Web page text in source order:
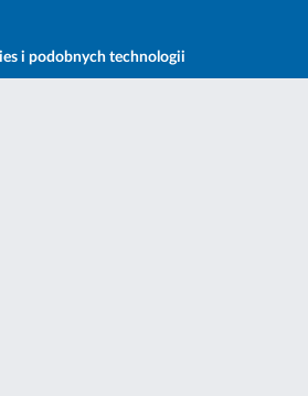
i podobnych technologii